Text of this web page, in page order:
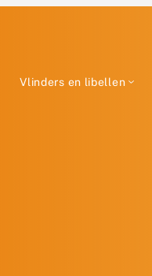
Vlinders en libellen